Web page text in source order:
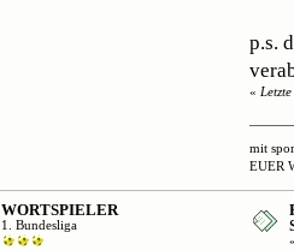
p.s.
«
mit
EUER
WORTSPIELER
1. Bundesliga